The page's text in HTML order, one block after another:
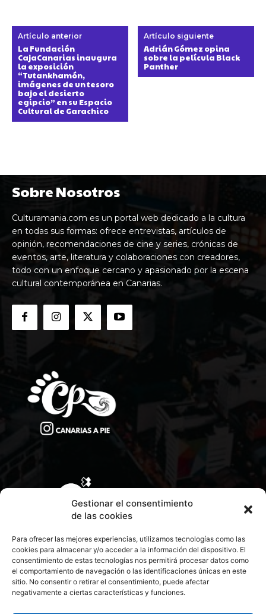
Gestionar el consentimiento
de las cookies
Para ofrecer las mejores experiencias, utilizamos tecnologías como las
cookies para almacenar y/o acceder a la información del dispositivo. El
consentimiento de estas tecnologías nos permitirá procesar datos como
el comportamiento de navegación o las identificaciones únicas en este
sitio. No consentir o retirar el consentimiento, puede afectar
negativamente a ciertas características y funciones.
Artículo anterior
La Fundación
CajaCanarias inaugura
la exposición
“Tutankhamón,
imágenes de un tesoro
bajo el desierto
egipcio” en su Espacio
Cultural de Garachico
Artículo siguiente
Adrián Gómez opina
sobre la película Black
Panther
Sobre Nosotros
Culturamania.com es un portal web dedicado a la cultura
en todas sus formas: ofrece entrevistas, artículos de
opinión, recomendaciones de cine y series, crónicas de
eventos, arte, literatura y colaboraciones con creadores,
todo con un enfoque cercano y apasionado por la escena
cultural contemporánea en Canarias.
CONTACTA CON NOSOTROS